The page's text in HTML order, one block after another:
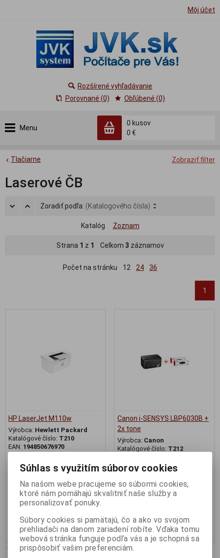
Môj účet
Menu
0 kusov
0 €
Rozšírené vyhľadávanie
Porovnané (0)
Obľúbené (0)
Zobraziť filter
Tlačiarne
Laserové ČB
Zoradiť podľa: (Katalogového čísla)
Katalóg Zoznam
Strana 1 z 1 Celkom 3 záznamov
Počet na stránku 12 24 36
1
HP LaserJet M110w
Výrobca: Hewlett Packard
Katalógové číslo: T210
EAN: 194850676970
Part No.:
Tlačiareň HP LaserJet M110w
laser 20 ČB strán A4 / min.
1200x1200 dpi, RAM 32MB, USB,
WiFi
135,18 €
Kúpiť
Canon i-SENSYS LBP6030B +
2x tone
Výrobca: Canon
Katalógové číslo: T212
Part No.: 8468B042AA
toner 18 ČB strán A4 / min
600x600 dpi, RAM 32MB, USB
Kúpiť
Súhlas s využitím súborov cookies
Na našom webe pracujeme so súbormi cookies,
ktoré nám pomáhajú skvalitniť naše služby a
personalizovať ponuky.
Súbory cookies si pamätajú, čo a ako vo svojom
prehliadači na danom zariadení robíte. Vďaka tomu
webová stránka funguje podľa vás a je schopná sa
prispôsobiť vašim preferenciám.